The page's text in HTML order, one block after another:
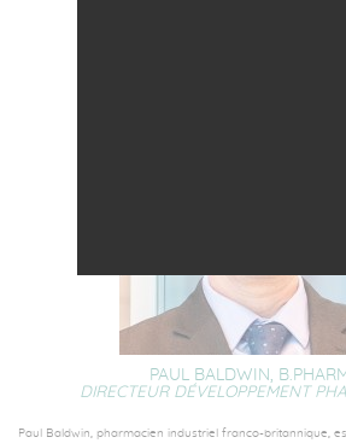
PAUL BALDWIN,
DIRECTEUR DÉVELOPPEMENT
Paul Baldwin, pharmacien industriel franco-britannique,